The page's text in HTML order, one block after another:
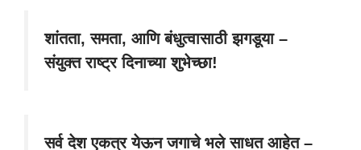
शांतता, समता, आणि बंधुत्वासाठी झगडूया –
संयुक्त राष्ट्र दिनाच्या शुभेच्छा!
सर्व देश एकत्र येऊन जगाचे भले साधत आहेत –